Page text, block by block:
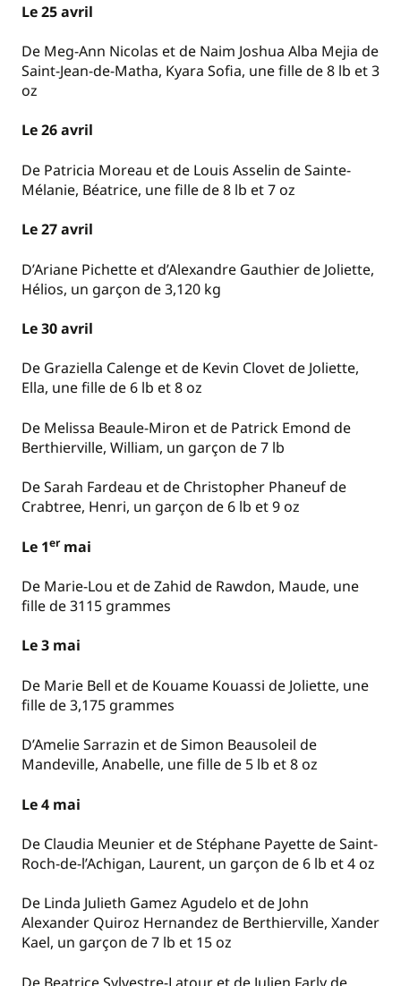
Le 25 avril
De Meg-Ann Nicolas et de Naim Joshua Alba Mejia de
Saint-Jean-de-Matha, Kyara Sofia, une fille de 8 lb et 3
oz
Le 26 avril
De Patricia Moreau et de Louis Asselin de Sainte-
Mélanie, Béatrice, une fille de 8 lb et 7 oz
Le 27 avril
D’Ariane Pichette et d’Alexandre Gauthier de Joliette,
Hélios, un garçon de 3,120 kg
Le 30 avril
De Graziella Calenge et de Kevin Clovet de Joliette,
Ella, une fille de 6 lb et 8 oz
De Melissa Beaule-Miron et de Patrick Emond de
Berthierville, William, un garçon de 7 lb
De Sarah Fardeau et de Christopher Phaneuf de
Crabtree, Henri, un garçon de 6 lb et 9 oz
Le 1ermai
De Marie-Lou et de Zahid de Rawdon, Maude, une
fille de 3115 grammes
Le 3 mai
De Marie Bell et de Kouame Kouassi de Joliette, une
fille de 3,175 grammes
D’Amelie Sarrazin et de Simon Beausoleil de
Mandeville, Anabelle, une fille de 5 lb et 8 oz
Le 4 mai
De Claudia Meunier et de Stéphane Payette de Saint-
Roch-de-l’Achigan, Laurent, un garçon de 6 lb et 4 oz
De Linda Julieth Gamez Agudelo et de John
Alexander Quiroz Hernandez de Berthierville, Xander
Kael, un garçon de 7 lb et 15 oz